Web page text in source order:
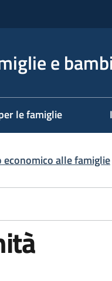
e
le famiglie
economico alle famiglie